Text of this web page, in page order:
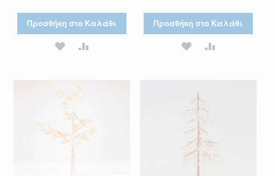
Προσθήκη στο Καλάθι
ΠΡΟΣΘΉΚΗ
ΛΊΣΤΑ
ΕΠΙΘΥΜΙΏΝ
Προσθήκη στο Καλάθι
ΠΡΟΣΘΉΚΗ
ΕΠΙΘΥΜΙΏΝ